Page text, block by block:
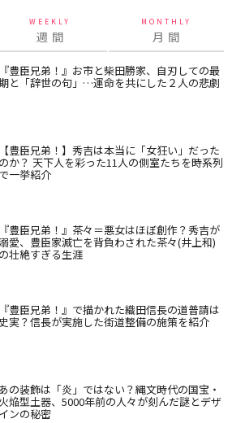
WEEKLY
週 間
MONTHLY
月 間
『豊臣兄弟！』お市と柴田勝家、自刃しての最
と「辞世の句」…運命を共にした２人の悲劇
【豊臣兄弟！】秀吉は本当に「女狂い」だった
のか？ 天下人を彩った11人の側室たちを時系列
で一挙紹介
『豊臣兄弟！』茶々＝悪女はほぼ創作？秀吉が
愛、豊臣家滅亡を背負わされた茶々(井上和)
の壮絶すぎる生涯
『豊臣兄弟！』で描かれた織田信長の道普請は
史実？信長が実施した街道整備の施策を紹介
あの装飾は「炎」ではない？縄文時代の国宝・
火焔型土器、5000年前の人々が刻んだ謎とデザ
インの秘密